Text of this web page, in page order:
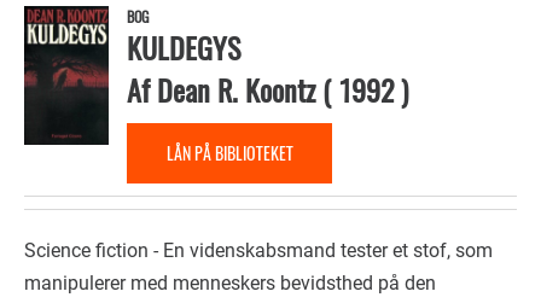
hovedindhold
Temaer
BOG
KULDEGYS
AfDean R. Koontz(1992)
LÅN PÅ BIBLIOTEKET
Science fiction - En videnskabsmand tester et stof, som
manipulerer med menneskers bevidsthed på den